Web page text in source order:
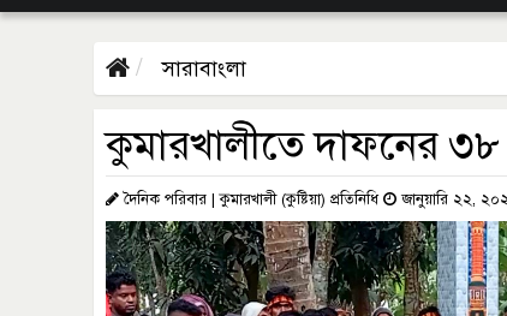
সারাবাংলা
কুমারখালীতে দাফনের
দৈনিক পরিবার | কুমারখালী (কুষ্টিয়া) প্রতিনিধি জানুয়ারি ২২,